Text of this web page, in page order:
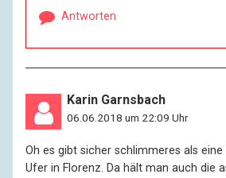
Antworten
Karin Garnsbach
06.06.2018 um 22:09 Uhr
Oh es gibt sicher schlimmeres als
Ufer in Florenz. Da hält man auch die